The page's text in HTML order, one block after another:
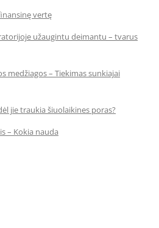
vertę
užaugintu deimantu – tvarus
medžiagos – Tiekimas sunkiajai
jie traukia šiuolaikines poras?
– Kokia nauda